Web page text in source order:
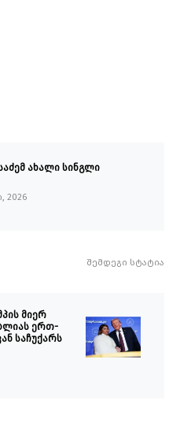
ახალი სინგლი
2026
შემდეგი სტატია
მიერ
ერთ-
საჩუქარს